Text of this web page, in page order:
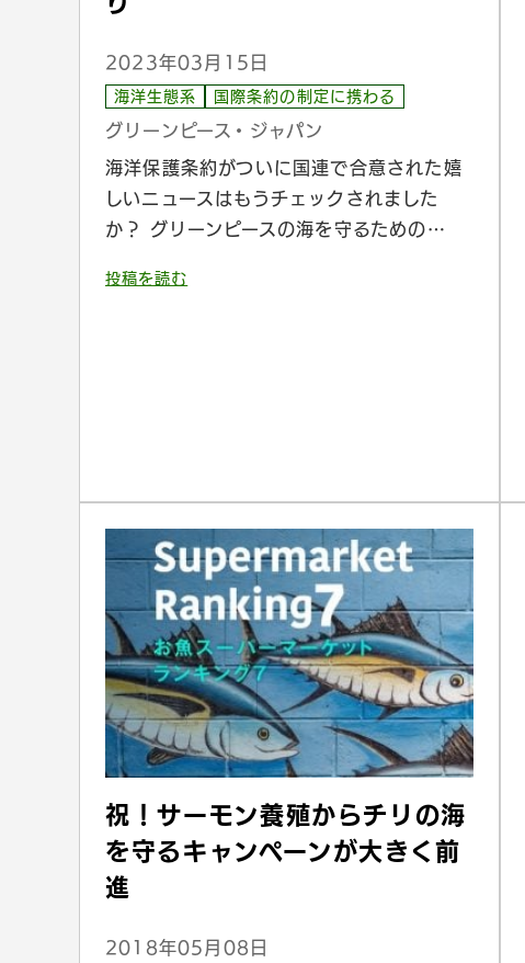
2023年03月15日
海洋生態系 国際条約の制定に携わる
グリーンピース・ジャパン
海洋保護条約がついに国連で合意された嬉
しいニュースはもうチェックされました
か？ グリーンピースの海を守るための…
投稿を読む
祝！サーモン養殖からチリの海
を守るキャンペーンが大きく前
進
2018年05月08日